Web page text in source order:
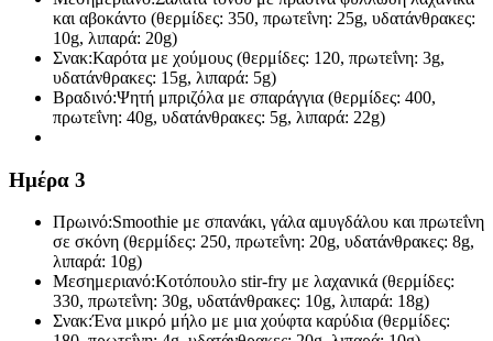
και αβοκάντο (θερμίδες: 350, πρωτεΐνη: 25g, υδατάνθρακες:
10g, λιπαρά: 20g)
Σνακ:Καρότα με χούμους (θερμίδες: 120, πρωτεΐνη: 3g,
υδατάνθρακες: 15g, λιπαρά: 5g)
Βραδινό:Ψητή μπριζόλα με σπαράγγια (θερμίδες: 400,
πρωτεΐνη: 40g, υδατάνθρακες: 5g, λιπαρά: 22g)
Ημέρα 3
Πρωινό:Smoothie με σπανάκι, γάλα αμυγδάλου και πρωτεΐνη
σε σκόνη (θερμίδες: 250, πρωτεΐνη: 20g, υδατάνθρακες: 8g,
λιπαρά: 10g)
Μεσημεριανό:Κοτόπουλο stir-fry με λαχανικά (θερμίδες:
330, πρωτεΐνη: 30g, υδατάνθρακες: 10g, λιπαρά: 18g)
Σνακ:Ένα μικρό μήλο με μια χούφτα καρύδια (θερμίδες: